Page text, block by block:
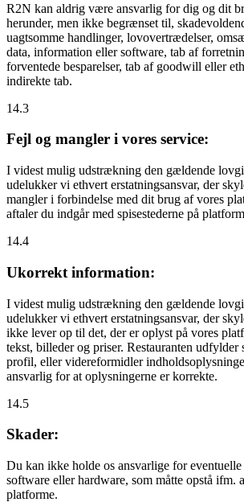
R2N kan aldrig være ansvarlig for dig og dit
herunder, men ikke begrænset til,
uagtsomme handlinger, lovovertrædelser,
data, information eller software, tab af
forventede besparelser, tab af goodwill eller
indirekte tab.
14.3
Fejl og mangler i vores service:
I videst mulig udstrækning den gældende
udelukker vi ethvert erstatningsansvar, der
mangler i forbindelse med dit brug af vores
aftaler du indgår med spisestederne på
14.4
Ukorrekt information:
I videst mulig udstrækning den gældende
udelukker vi ethvert erstatningsansvar, der
ikke lever op til det, der er oplyst på vores
tekst, billeder og priser. Restauranten udfylder
profil, eller videreformidler
ansvarlig for at oplysningerne er korrekte.
14.5
Skader:
Du kan ikke holde os ansvarlige for
software eller hardware, som måtte opstå ifm.
platforme.